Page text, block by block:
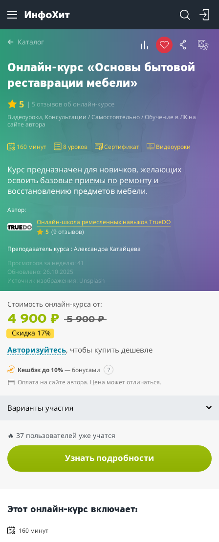
Каталог
Онлайн-курс «Основы бытовой
реставрации мебели»
5 | 5 отзывов об онлайн-курсе
Видеоуроки, Консультации / Самостоятельно / Обучение в ЛК на
сайте автора
160 минут 8 уроков Сертификат Видеоуроки
Курс предназначен для новичков, желающих
освоить базовые приемы по ремонту и
восстановлению предметов мебели.
Автор:
Онлайн-школа ремесленных навыков TrueDO
5 (9 отзывов)
Преподаватель курса : Александра Катайцева
Просмотров за неделю: 41
Обновлено: 26.10.2025
Источник изображения: Unsplash
Стоимость онлайн-курса от:
4 900 ₽ 5 900 ₽
Скидка 17%
Авторизуйтесь, чтобы купить дешевле
Кешбэк до 10%— бонусами
?
Оплата на сайте автора. Цена может отличаться.
Варианты участия
🔥 37 пользователей уже учатся
Узнать подробности
Этот онлайн-курс включает:
160 минут